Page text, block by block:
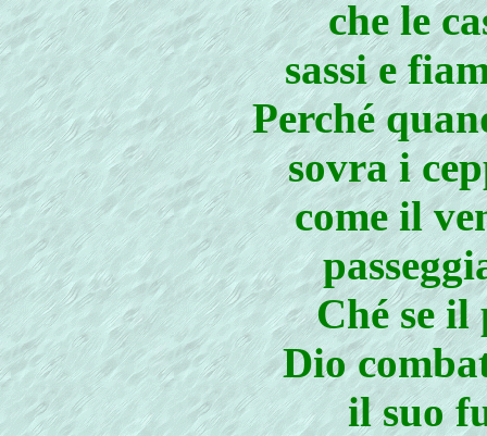
che le
sassi e
Perché
sovra i
come il
Ché se il
Dio
il suo